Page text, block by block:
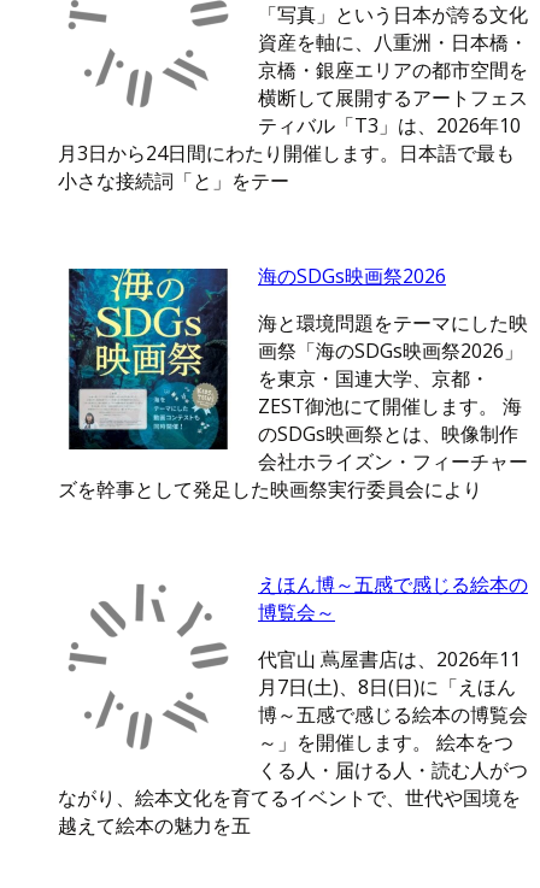
「写真」という日本が誇る文化
資産を軸に、八重洲・日本橋・
京橋・銀座エリアの都市空間を
横断して展開するアートフェス
ティバル「T3」は、2026年10
月3日から24日間にわたり開催します。日本語で最も
小さな接続詞「と」をテー
海のSDGs映画祭2026
海と環境問題をテーマにした映
画祭「海のSDGs映画祭2026」
を東京・国連大学、京都・
ZEST御池にて開催します。 海
のSDGs映画祭とは、映像制作
会社ホライズン・フィーチャー
ズを幹事として発足した映画祭実行委員会により
えほん博～五感で感じる絵本の
博覧会～
代官山 蔦屋書店は、2026年11
月7日(土)、8日(日)に「えほん
博～五感で感じる絵本の博覧会
～」を開催します。 絵本をつ
くる人・届ける人・読む人がつ
ながり、絵本文化を育てるイベントで、世代や国境を
越えて絵本の魅力を五